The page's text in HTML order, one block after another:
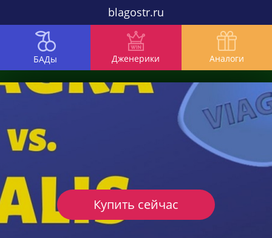
blagostr.ru
БАДы Дженерики Аналоги
Купить сейчас